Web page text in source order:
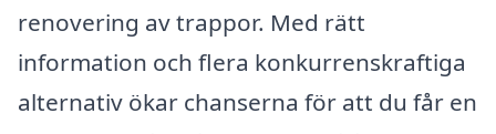
renovering av trappor. Med rätt
information och flera konkurrenskraftiga
alternativ ökar chanserna för att du får en